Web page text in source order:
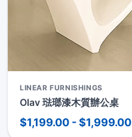
LINEAR FURNISHINGS
Olav 琺瑯漆木質辦公桌
$1,199.00 - $1,999.00